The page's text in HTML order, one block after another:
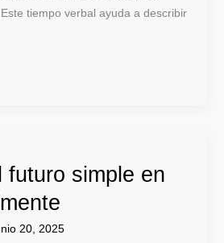
tiempo verbal ayuda a describir
futuro simple en
20, 2025